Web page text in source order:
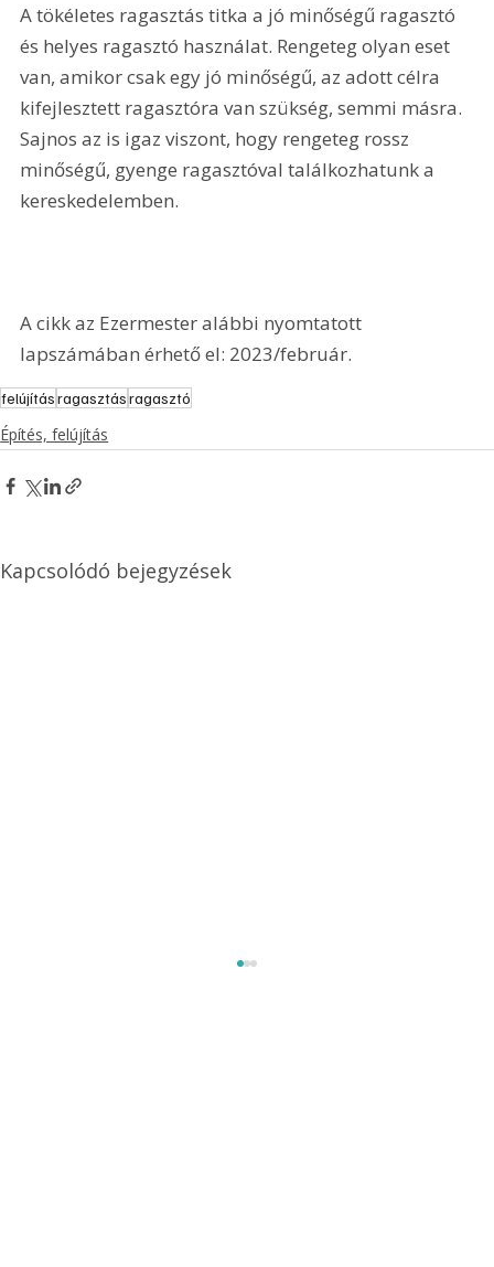
A tökéletes ragasztás titka a jó minőségű ragasztó
és helyes ragasztó használat. Rengeteg olyan eset
van, amikor csak egy jó minőségű, az adott célra
kifejlesztett ragasztóra van szükség, semmi másra.
Sajnos az is igaz viszont, hogy rengeteg rossz
minőségű, gyenge ragasztóval találkozhatunk a
kereskedelemben.
A cikk az Ezermester alábbi nyomtatott
lapszámában érhető el: 2023/február.
felújításragasztásragasztó
Építés, felújítás
Kapcsolódó bejegyzések